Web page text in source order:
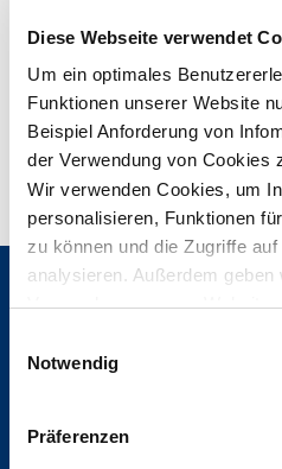
Diese Webseite verwendet
Um ein optimales
Funktionen unserer Website
Beispiel Anforderung von
der Verwendung von Cookies
Wir verwenden Cookies, um
personalisieren, Funktionen
zu können und die Zugriffe
analysieren. Außerdem
Verwendung unserer Website
Partner führen diese
weiteren Daten zusammen,
haben oder die sie im
gesammelt haben.
Notwendig
Präferenzen
KATEGORIEN
Ausgewählte Kategorie:
Keine Nachrichten verfügbar.